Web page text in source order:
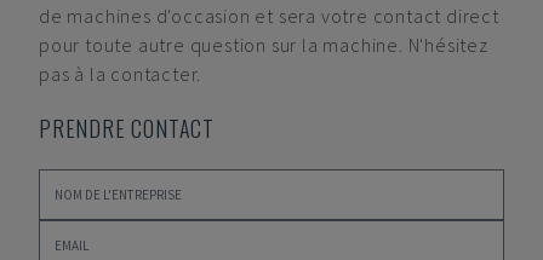
de machines d'occasion et sera votre contact direct
pour toute autre question sur la machine. N'hésitez
pas à la contacter.
PRENDRE CONTACT